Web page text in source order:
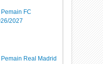
FC
2027
Real Madrid